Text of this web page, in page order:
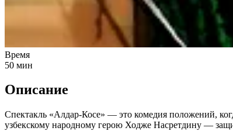
Время
50 мин
Описание
Спектакль «Алдар-Косе» — это комедия положений,
узбекскому народному герою Ходже Насретдину —